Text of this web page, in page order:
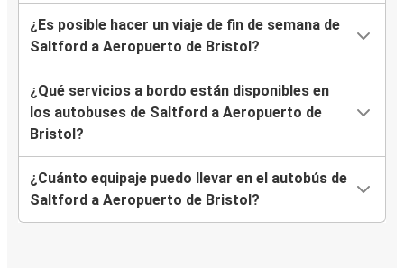
¿Es posible hacer un viaje de fin de semana de
Saltford a Aeropuerto de Bristol?
¿Qué servicios a bordo están disponibles en
los autobuses de Saltford a Aeropuerto de
Bristol?
¿Cuánto equipaje puedo llevar en el autobús de
Saltford a Aeropuerto de Bristol?